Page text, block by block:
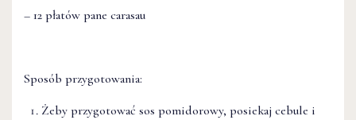
– 12 płatów pane carasau
Sposób przygotowania:
Żeby przygotować sos pomidorowy, posiekaj cebule i